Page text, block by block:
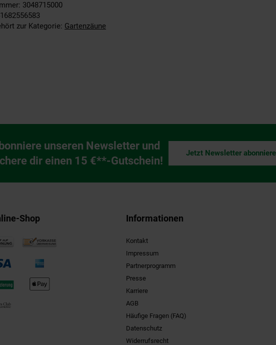
3048715000
zur Kategorie: Gartenzäune
Anmeldung
unseren Newsletter und
dir einen 15 €**-Gutschein!
Jetzt Newsletter
Shop Informationen
Kontakt
Impressum
Partnerprogramm
Presse
Karriere
AGB
Häufige Fragen (FAQ)
Datenschutz
Widerrufsrecht